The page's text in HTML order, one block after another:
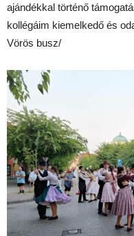
ajándékkal történő
kollégáim kiemelkedő és
Vörös busz/